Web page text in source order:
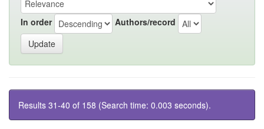
In order Authors/record
Results 31-40 of 158 (Search time: 0.003 seconds).